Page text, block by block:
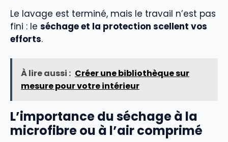
Le lavage est terminé, mais le travail n’est pas
fini : le séchage et la protection scellent vos
efforts.
À lire aussi : Créer une bibliothèque sur
mesure pour votre intérieur
L’importance du séchage à la
microfibre ou à l’air comprimé